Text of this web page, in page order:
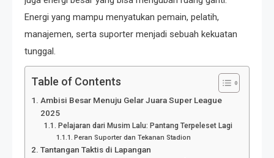
Energi yang mampu menyatukan pemain, pelatih,
manajemen, serta suporter menjadi sebuah kekuatan
tunggal.
Table of Contents
Ambisi Besar Menuju Gelar Juara Super League
2025
Pelajaran dari Musim Lalu: Pantang Terpeleset Lagi
Peran Suporter dan Tekanan Stadion
Tantangan Taktis di Lapangan